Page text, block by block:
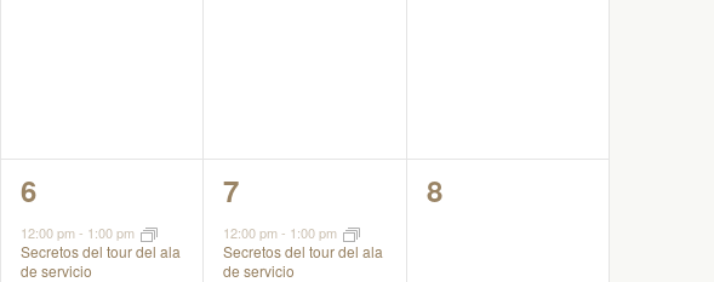
3
eventos,
6
12:00 pm- 1:00 pm
Secretos del tour del ala
de servicio
1
evento,
7
12:00 pm- 1:00 pm
Secretos del tour del ala
de servicio
0
8